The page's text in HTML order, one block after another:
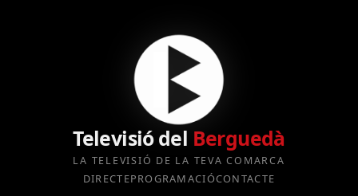
Televisió del Berguedà
LA TELEVISIÓ DE LA TEVA COMARCA
DIRECTEPROGRAMACIÓCONTACTE